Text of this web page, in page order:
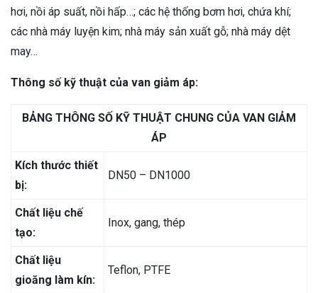
hơi, nồi áp suất, nồi hấp…; các hệ thống bơm hơi, chứa khí;
các nhà máy luyện kim; nhà máy sản xuất gỗ; nhà máy dệt
may…
Thông số kỹ thuật của van giảm áp:
BẢNG THÔNG SỐ KỸ THUẬT CHUNG CỦA VAN GIẢM
ÁP
Kích thước thiết
bị:
DN50 – DN1000
Chất liệu chế
tạo:
Inox, gang, thép
Chất liệu
gioăng làm kín:
Teflon, PTFE